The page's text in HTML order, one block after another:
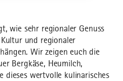
wie sehr regionaler Genuss
und regionaler
Wir zeigen euch die
Bergkäse, Heumilch,
dieses wertvolle kulinarisches